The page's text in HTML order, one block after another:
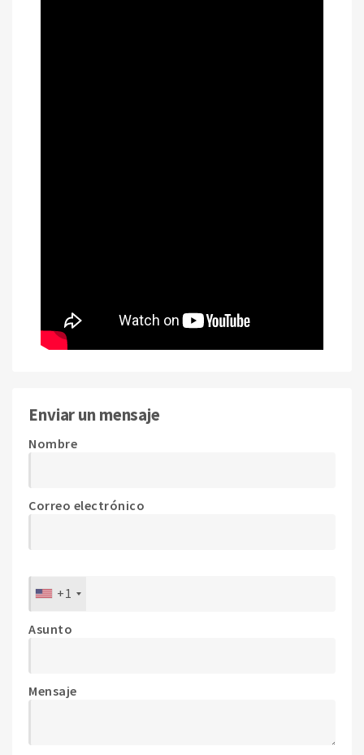
Enviar un mensaje
Nombre
Correo electrónico
+1
Asunto
Mensaje